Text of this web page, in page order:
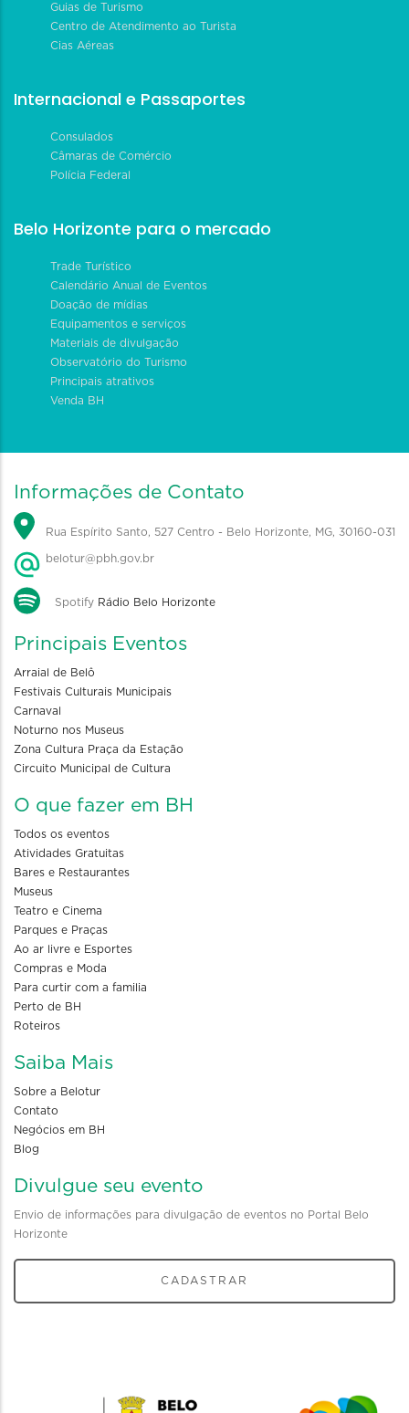
Guias de Turismo
Centro de Atendimento ao Turista
Cias Aéreas
Internacional e Passaportes
Consulados
Câmaras de Comércio
Polícia Federal
Belo Horizonte para o mercado
Trade Turístico
Calendário Anual de Eventos
Doação de mídias
Equipamentos e serviços
Materiais de divulgação
Observatório do Turismo
Principais atrativos
Venda BH
Informações de Contato
Rua Espírito Santo, 527 Centro - Belo Horizonte, MG, 30160-031
belotur@pbh.gov.br
Spotify Rádio Belo Horizonte
Principais Eventos
Arraial de Belô
Festivais Culturais Municipais
Carnaval
Noturno nos Museus
Zona Cultura Praça da Estação
Circuito Municipal de Cultura
O que fazer em BH
Todos os eventos
Atividades Gratuitas
Bares e Restaurantes
Museus
Teatro e Cinema
Parques e Praças
Ao ar livre e Esportes
Compras e Moda
Para curtir com a familia
Perto de BH
Roteiros
Saiba Mais
Sobre a Belotur
Contato
Negócios em BH
Blog
Divulgue seu evento
Envio de informações para divulgação de eventos no Portal Belo
Horizonte
CADASTRAR